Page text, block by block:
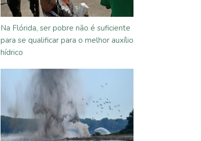
Na Flórida, ser pobre não é suficiente
para se qualificar para o melhor auxílio
hídrico